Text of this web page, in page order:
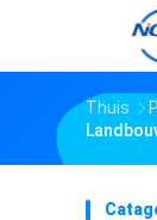
Thuis